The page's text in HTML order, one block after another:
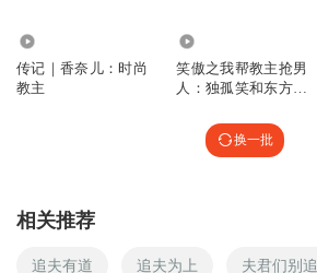
传记｜香奈儿：时尚
教主
笑傲之我帮教主抢男
人：独孤笑和东方不
换一批
相关推荐
追夫有道 追夫为上 夫君们别追